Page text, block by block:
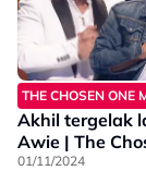
THE CHOSEN ONE
Akhil tergelak
Awie | The
01/11/2024